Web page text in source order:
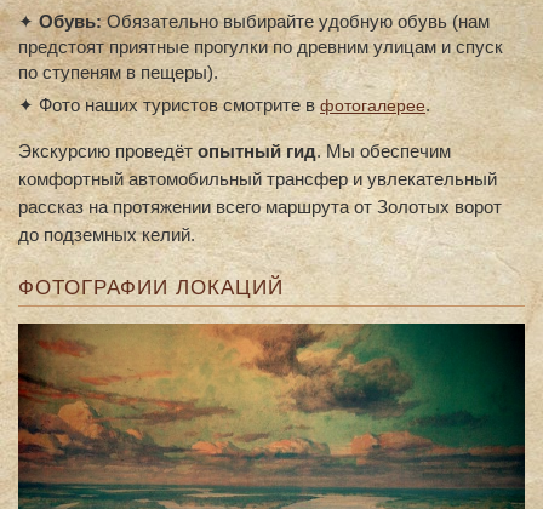
✦Обувь:Обязательно выбирайте удобную обувь (нам
предстоят приятные прогулки по древним улицам и спуск
по ступеням в пещеры).
✦ Фото наших туристов смотрите в фотогалерее.
Экскурсию проведёт опытный гид. Мы обеспечим
комфортный автомобильный трансфер и увлекательный
рассказ на протяжении всего маршрута от Золотых ворот
до подземных келий.
ФОТОГРАФИИ ЛОКАЦИЙ